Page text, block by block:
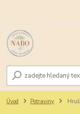
Úvod Potraviny